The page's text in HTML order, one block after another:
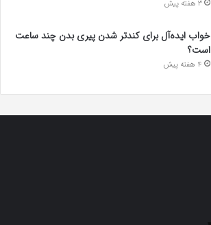
3 هفته پیش
خواب ایده‌آل برای کندتر شدن پیری بدن چند ساعت
است؟
4 هفته پیش